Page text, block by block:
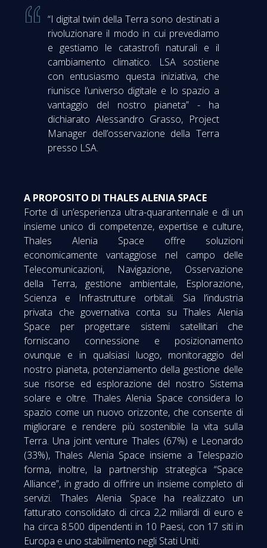
“I digital twin della Terra sono destinati a
rivoluzionare il modo in cui prevediamo
e gestiamo le catastrofi naturali e il
cambiamento climatico. LSA sostiene
con entusiasmo questa iniziativa, che
riunisce l’universo digitale e lo spazio a
vantaggio del nostro pianeta” - ha
dichiarato Alessandro Grasso, Project
Manager dell’osservazione della Terra
presso LSA.
A PROPOSITO DI THALES ALENIA SPACE
Forte di un’esperienza ultra-quarantennale e di un
insieme unico di competenze, expertise e culture,
Thales Alenia Space offre soluzioni
economicamente vantaggiose nel campo delle
Telecomunicazioni, Navigazione, Osservazione
della Terra, gestione ambientale, Esplorazione,
Scienza e Infrastrutture orbitali. Sia l’industria
privata che governativa conta su Thales Alenia
Space per progettare sistemi satellitari che
forniscano connessione e posizionamento
ovunque e in qualsiasi luogo, monitoraggio del
nostro pianeta, potenziamento della gestione delle
sue risorse ed esplorazione del nostro Sistema
solare e oltre. Thales Alenia Space considera lo
spazio come un nuovo orizzonte, che consente di
migliorare e rendere più sostenibile la vita sulla
Terra. Una joint venture Thales (67%) e Leonardo
(33%), Thales Alenia Space insieme a Telespazio
forma, inoltre, la partnership strategica “Space
Alliance”, in grado di offrire un insieme completo di
servizi. Thales Alenia Space ha realizzato un
fatturato consolidato di circa 2,2 miliardi di euro e
ha circa 8.500 dipendenti in 10 Paesi, con 17 siti in
Europa e uno stabilimento negli Stati Uniti.